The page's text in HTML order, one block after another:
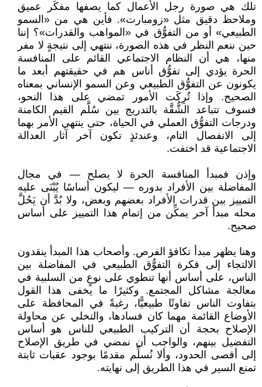
تلك هي صورة رجل الأعمال كما يصفها مفكِّر عميق
وملاحظ دقيق مثل «زومبارت». فأين هي من «السمو
الطبيعي» أو من التفوُّق في «المواهب والقدرات»؟ إننا
حين ننعم النظر في هذه الصورة، ننتهي إلى نتيجةٍ لا مفر
منها، هي أن النظام الاجتماعي القائم على المنافسة
الحرة يؤدي إلى تفوُّق أناس هم في حقيقتهم أبعد ما
يكونون عن التفوُّق الطبيعي وعن السمو الإنساني بمعناه
الصحيح. وإذا تُرِكَت الأمور تمضي على هذا النحو،
فسوف تتباعد الشُّقَّة بالتدريج بين سُلَّم القيم الكامنة
ودرجات التفوُّق العملي في الحياة، حتى ينتهي الأمر بهما
إلى الانفصال التام، وعندئذٍ تكون آخر آثار العدالة
الاجتماعية قد اختفت.
وإذن فمبدأ المنافسة الحرة لا يصلح — في مجال
المفاضلة بين الأفراد بدوره — ليكون أساسًا يُبْنَى عليه
التمييز بين قدرات الأفراد بعضهم وبعض، ولا بُدَّ أن يَحُلَّ
محله مبدأ آخر يمكِّن من إتمام هذا التمييز على أساس
صحيح.
وهنا يظهر مبدأ تكافؤ الفرص. وأصحاب هذا المبدأ ينقدون
الالتجاء إلى فكرة التفوُّق الطبيعي في المفاضلة بين
الناس، على أساس أنها تنطوي على نوعٍ من السلبية في
معالجة مشاكل المجتمع. وكثيرًا ما يخفى هذا القول
بتفاوت الناس تفاوتًا طبيعيًّا، رغبةً في المحافظة على
الأوضاع القائمة مهما كان فسادها، والتخلي عن محاولة
الإصلاح بحجة أن التركيب الطبيعي للناس هو أساس
التفضيل بينهم، والواجب أن نمضي في طريق الإصلاح
إلى أقصى الحدود، وألا نُسلِّم مقدمًا بوجود عقبات ثابتة
تمنع السير في هذا الطريق إلى نهايته.